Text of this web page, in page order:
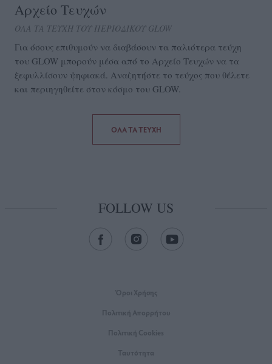
Αρχείο Τευχών
ΟΛΑ ΤΑ ΤΕΥΧΗ ΤΟΥ ΠΕΡΙΟΔΙΚΟΥ GLOW
Για όσους επιθυμούν να διαβάσουν τα παλιότερα τεύχη
του GLOW μπορούν μέσα από το Aρχείο Τευχών να τα
ξεφυλλίσουν ψηφιακά. Αναζητήστε το τεύχος που θέλετε
και περιηγηθείτε στον κόσμο του GLOW.
ΟΛΑ ΤΑ ΤΕΥΧΗ
FOLLOW US
Όροι Xρήσης
Πολιτική Απορρήτου
Πολιτική Cookies
Ταυτότητα